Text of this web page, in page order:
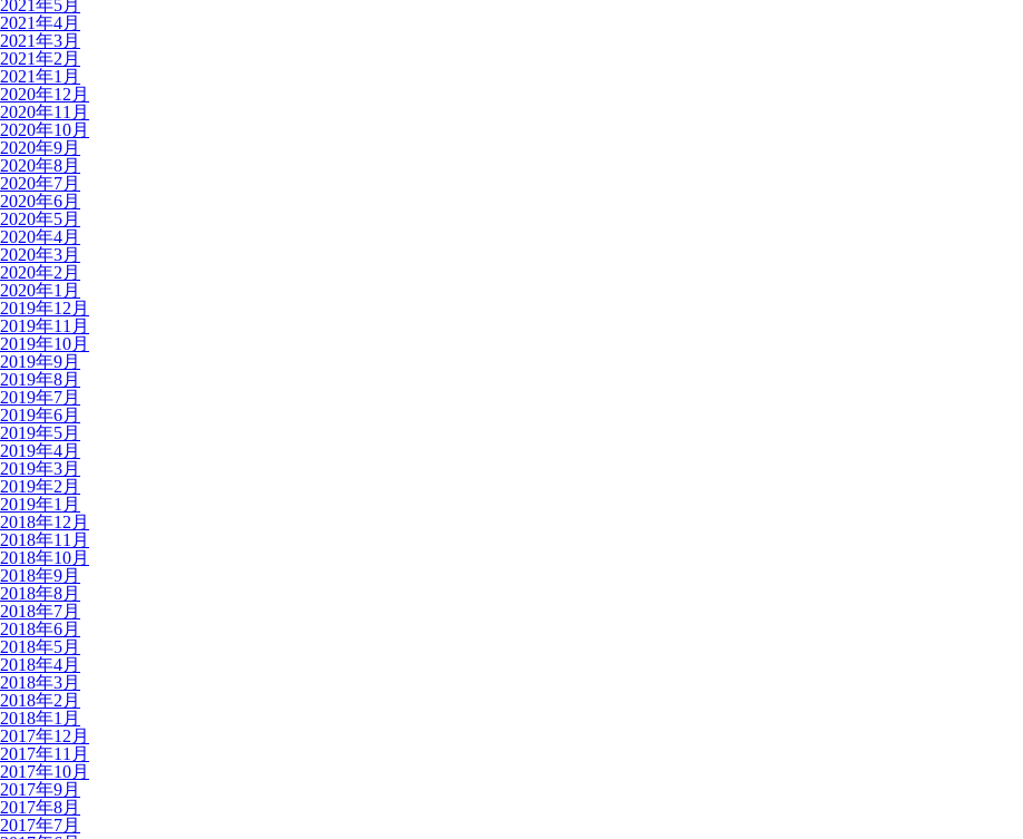
2021年5月
2021年4月
2021年3月
2021年2月
2021年1月
2020年12月
2020年11月
2020年10月
2020年9月
2020年8月
2020年7月
2020年6月
2020年5月
2020年4月
2020年3月
2020年2月
2020年1月
2019年12月
2019年11月
2019年10月
2019年9月
2019年8月
2019年7月
2019年6月
2019年5月
2019年4月
2019年3月
2019年2月
2019年1月
2018年12月
2018年11月
2018年10月
2018年9月
2018年8月
2018年7月
2018年6月
2018年5月
2018年4月
2018年3月
2018年2月
2018年1月
2017年12月
2017年11月
2017年10月
2017年9月
2017年8月
2017年7月